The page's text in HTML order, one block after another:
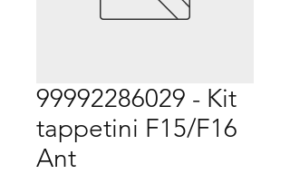
99992286029 - Kit
tappetini F15/F16
Ant